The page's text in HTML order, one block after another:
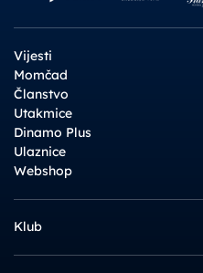
Vijesti
Momčad
Članstvo
Utakmice
Dinamo Plus
Ulaznice
Webshop
Klub